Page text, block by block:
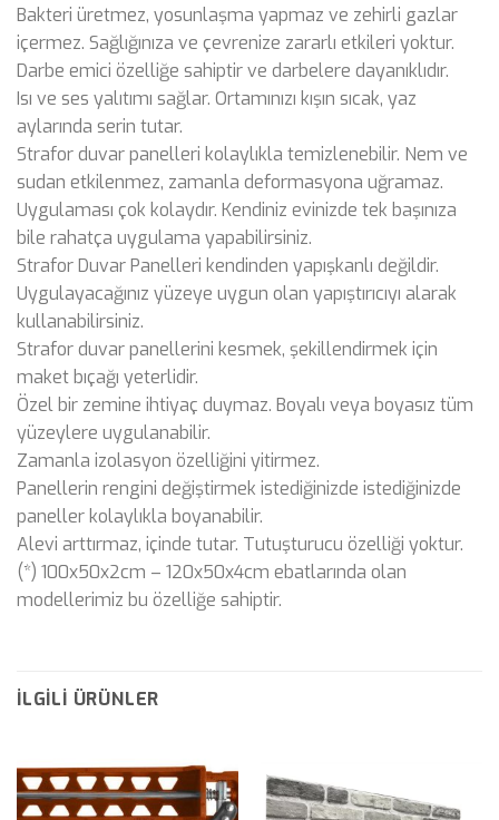
Bakteri üretmez, yosunlaşma yapmaz ve zehirli gazlar
içermez. Sağlığınıza ve çevrenize zararlı etkileri yoktur.
Darbe emici özelliğe sahiptir ve darbelere dayanıklıdır.
Isı ve ses yalıtımı sağlar. Ortamınızı kışın sıcak, yaz
aylarında serin tutar.
Strafor duvar panelleri kolaylıkla temizlenebilir. Nem ve
sudan etkilenmez, zamanla deformasyona uğramaz.
Uygulaması çok kolaydır. Kendiniz evinizde tek başınıza
bile rahatça uygulama yapabilirsiniz.
Strafor Duvar Panelleri kendinden yapışkanlı değildir.
Uygulayacağınız yüzeye uygun olan yapıştırıcıyı alarak
kullanabilirsiniz.
Strafor duvar panellerini kesmek, şekillendirmek için
maket bıçağı yeterlidir.
Özel bir zemine ihtiyaç duymaz. Boyalı veya boyasız tüm
yüzeylere uygulanabilir.
Zamanla izolasyon özelliğini yitirmez.
Panellerin rengini değiştirmek istediğinizde istediğinizde
paneller kolaylıkla boyanabilir.
Alevi arttırmaz, içinde tutar. Tutuşturucu özelliği yoktur.
(*) 100x50x2cm – 120x50x4cm ebatlarında olan
modellerimiz bu özelliğe sahiptir.
İLGILI ÜRÜNLER